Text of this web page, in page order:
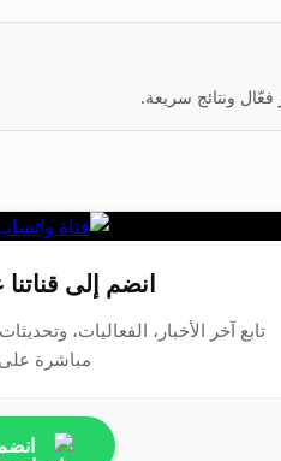
ونتائج سريعة.
انضم إلى
تابع آخر الأخبار، الفعاليات،
مباشرة